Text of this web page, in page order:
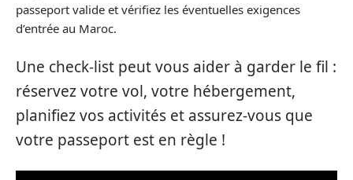
passeport valide et vérifiez les éventuelles exigences
d’entrée au Maroc.
Une check-list peut vous aider à garder le fil :
réservez votre vol, votre hébergement,
planifiez vos activités et assurez-vous que
votre passeport est en règle !